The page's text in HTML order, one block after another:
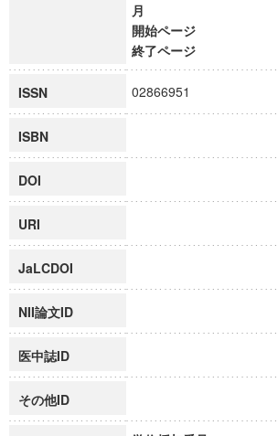
月
開始ページ
終了ページ
ISSN 02866951
ISBN
DOI
URI
JaLCDOI
NII論文ID
医中誌ID
その他ID